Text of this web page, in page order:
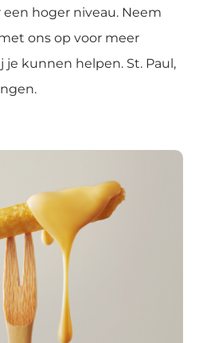
hoger niveau. Neem
ons op voor meer
kunnen helpen. St. Paul,